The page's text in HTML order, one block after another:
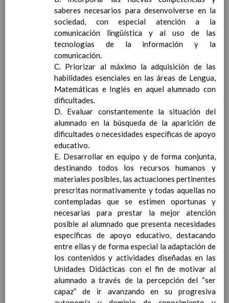
para la etapa. Perfiles de
Ã¡rea y de
competencias
En revisiÃ³n
Ãrea de MatemÃ¡ticas
Objetivos del Ã¡rea
las competencias clave
ConcreciÃ³n curricular
para la etapa. Perfiles de
competencias
En revisiÃ³n
Ãrea de Lengua Extranjera
(inglÃ©s)
ContribuciÃ³n del Ã¡rea a
las competencias clave
ConcreciÃ³n curricular
para la etapa. Perfiles de
Ã¡rea y de
competencias
En revisiÃ³n
Ãrea de Ciencias de la
Naturaleza
Objetivos del Ã¡rea
ContribuciÃ³n del Ã¡rea a
las competencias clave
ConcreciÃ³n curricular
para la etapa. Perfiles de
saberes necesarios para desenvolverse en la
sociedad, con especial atención a la
comunicación lingüística y al uso de las
tecnologías de la información y la
comunicación.
C. Priorizar al máximo la adquisición de las
habilidades esenciales en las áreas de Lengua,
Matemáticas e Inglés en aquel alumnado con
dificultades.
D. Evaluar constantemente la situación del
alumnado en la búsqueda de la aparición de
dificultades o necesidades específicas de apoyo
educativo.
E. Desarrollar en equipo y de forma conjunta,
destinando todos los recursos humanos y
materiales posibles, las actuaciones pertinentes
prescritas normativamente y todas aquellas no
contempladas que se estimen oportunas y
necesarias para prestar la mejor atención
posible al alumnado que presenta necesidades
específicas de apoyo educativo, destacando
entre ellas y de forma especial la adaptación de
los contenidos y actividades diseñadas en las
Unidades Didácticas con el fin de motivar al
alumnado a través de la percepción del “ser
capaz” de ir avanzando en su progresiva